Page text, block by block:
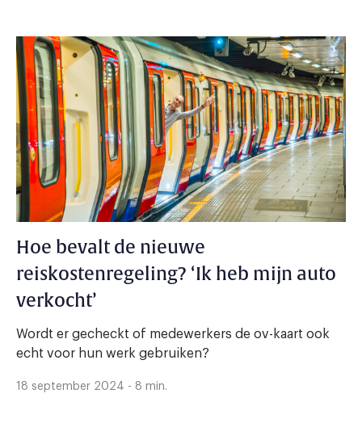
Hoe bevalt de nieuwe
reiskostenregeling? ‘Ik heb mijn auto
verkocht’
Wordt er gecheckt of medewerkers de ov-kaart ook
echt voor hun werk gebruiken?
18 september 2024 - 8 min.